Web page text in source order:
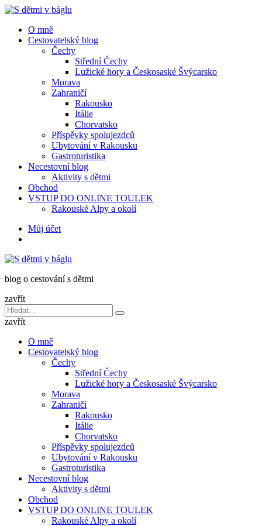
Menu
Menu
O mně
Cestovatelský blog
Čechy
Střední Čechy
Lužické hory a Českosaské Švýcarsko
Morava
Zahraničí
Rakousko
Itálie
Chorvatsko
Příspěvky spolujezdců
Ubytování v Rakousku
Gastroturistika
Necestovní blog
Aktivity s dětmi
Obchod
VSTUP DO ONLINE TOULEK
Rakouské Alpy a okolí
HledatMůj účet
v
blog o cestování s dětmi
zavřít
Vyhledávání
pro:
Hledat
zavřít
O mně
Cestovatelský blog
Čechy
Střední Čechy
Lužické hory a Českosaské Švýcarsko
Morava
Zahraničí
Rakousko
Itálie
Chorvatsko
Příspěvky spolujezdců
Ubytování v Rakousku
Gastroturistika
Necestovní blog
Aktivity s dětmi
Obchod
VSTUP DO ONLINE TOULEK
Rakouské Alpy a okolí